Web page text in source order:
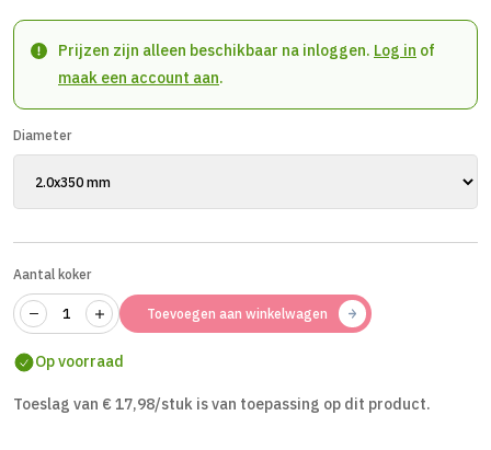
Prijzen zijn alleen beschikbaar na inloggen. Log in of
maak een account aan.
Diameter
Aantal koker
Toevoegen aan winkelwagen
Op voorraad
Toeslag van € 17,98/stuk is van toepassing op dit product.